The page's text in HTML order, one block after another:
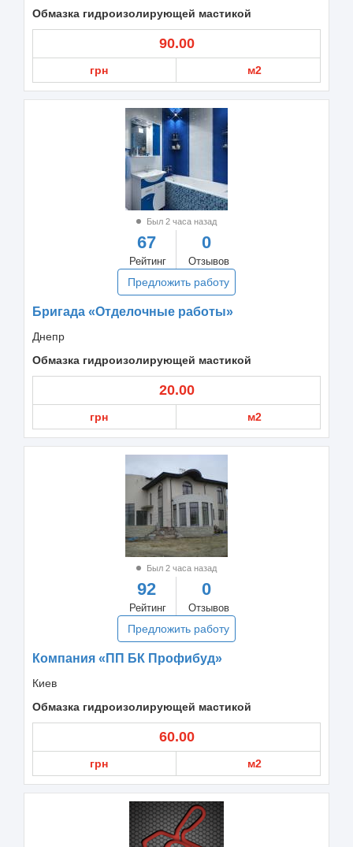
Обмазка гидроизолирующей мастикой
90.00
грн м2
Был 2 часа назад
67
Рейтинг
0
Отзывов
Предложить работу
Бригада «Отделочные работы»
Днепр
Обмазка гидроизолирующей мастикой
20.00
грн м2
Был 2 часа назад
92
Рейтинг
0
Отзывов
Предложить работу
Компания «ПП БК Профибуд»
Киев
Обмазка гидроизолирующей мастикой
60.00
грн м2